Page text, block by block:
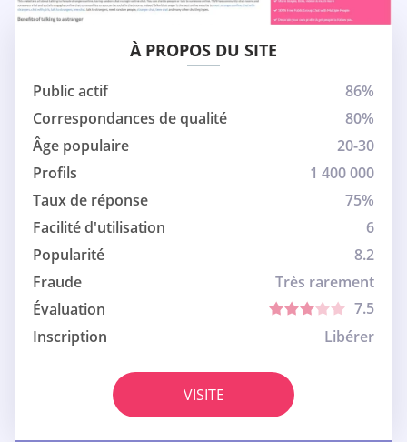
À PROPOS DU SITE
Public actif
86%
Correspondances de qualité
80%
Âge populaire
20-30
Profils
1 400 000
Taux de réponse
75%
Facilité d'utilisation
6
Popularité
8.2
Fraude
Très rarement
Évaluation
7.5
Inscription
Libérer
VISITE